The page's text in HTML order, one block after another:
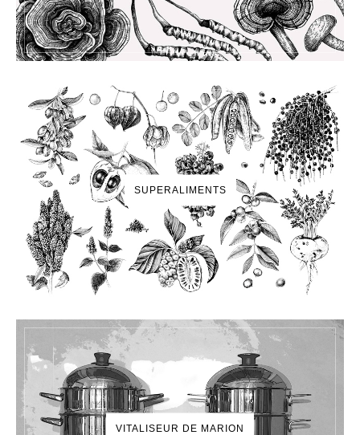
SUPERALIMENTS
VITALISEUR DE MARION